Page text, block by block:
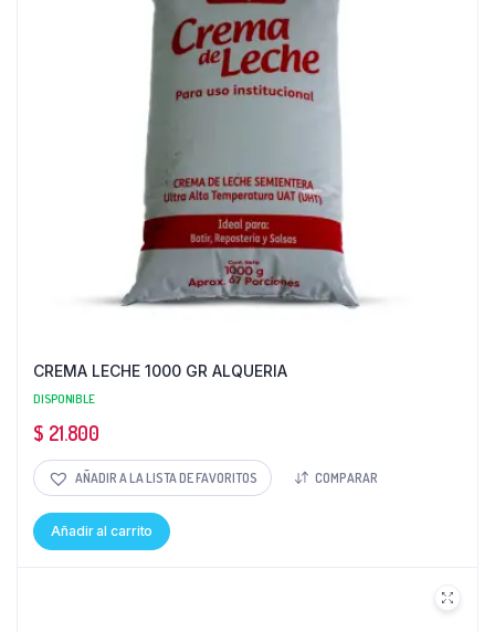
CREMA LECHE 1000 GR ALQUERIA
DISPONIBLE
$ 21.800
AÑADIR A LA LISTA DE FAVORITOS COMPARAR
Añadir al carrito